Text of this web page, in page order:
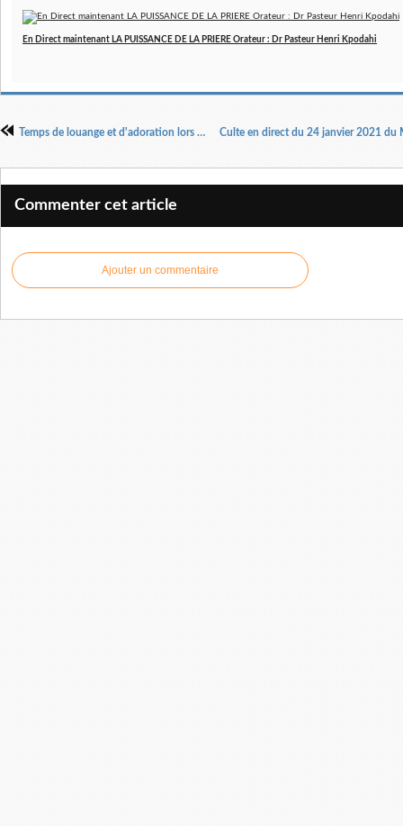
En Direct maintenant LA PUISSANCE DE LA PRIERE Orateur : Dr Pasteur Henri Kpodahi
Temps de louange et d'adoration lors du culte du 17 janvier 2021
Commenter cet article
Ajouter un commentaire